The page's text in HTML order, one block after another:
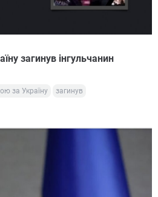
загинув інгульчанин
за Україну
загинув